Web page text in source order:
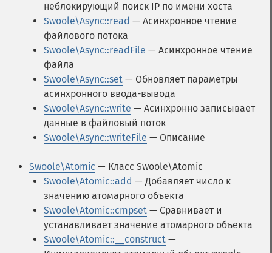
неблокирующий поиск IP по имени хоста
Swoole\Async::read — Асинхронное чтение
файлового потока
Swoole\Async::readFile — Асинхронное чтение
файла
Swoole\Async::set — Обновляет параметры
асинхронного ввода-вывода
Swoole\Async::write — Асинхронно записывает
данные в файловый поток
Swoole\Async::writeFile — Описание
Swoole\Atomic — Класс Swoole\Atomic
Swoole\Atomic::add — Добавляет число к
значению атомарного объекта
Swoole\Atomic::cmpset — Сравнивает и
устанавливает значение атомарного объекта
Swoole\Atomic::__construct —